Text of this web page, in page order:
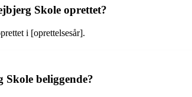
Skole oprettet?
i [oprettelsesår].
beliggende?